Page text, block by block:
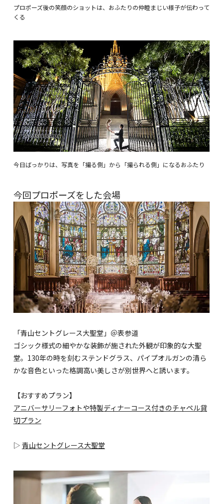
プロポーズ後の笑顔のショットは、おふたりの仲睦まじい様子が伝わって
くる
今日ばっかりは、写真を「撮る側」から「撮られる側」になるおふたり
今回プロポーズをした会場
「青山セントグレース大聖堂」＠表参道
ゴシック様式の細やかな装飾が施された外観が印象的な大聖
堂。130年の時を刻むステンドグラス、パイプオルガンの清ら
かな音色といった格調高い美しさが別世界へと誘います。
【おすすめプラン】
アニバーサリーフォトや特製ディナーコース付きのチャペル貸
切プラン
▷ 青山セントグレース大聖堂